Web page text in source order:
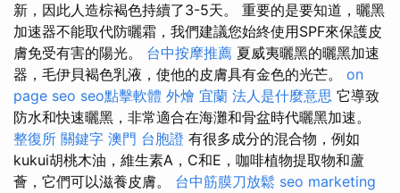
新，因此人造棕褐色持續了3-5天。 重要的是要知道，曬黑
加速器不能取代防曬霜，我們建議您始終使用SPF來保護皮
膚免受有害的陽光。 台中按摩推薦 夏威夷曬黑的曬黑加速
器，毛伊貝褐色乳液，使他的皮膚具有金色的光芒。 on
page seo seo點擊軟體 外燴 宜蘭 法人是什麼意思 它導致
防水和快速曬黑，非常適合在海灘和骨盆時代曬黑加速。
整復所 關鍵字 澳門 台胞證 有很多成分的混合物，例如
kukui胡桃木油，維生素A，C和E，咖啡植物提取物和蘆
薈，它們可以滋養皮膚。 台中筋膜刀放鬆 seo marketing